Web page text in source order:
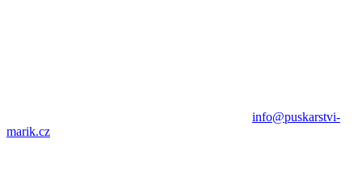
info@puskarstvi-
marik.cz